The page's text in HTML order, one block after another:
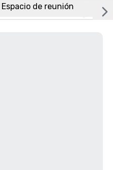
Espacio de reunión